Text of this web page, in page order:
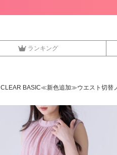
ランキング
CLEAR BASIC≪新色追加≫ウエスト切替